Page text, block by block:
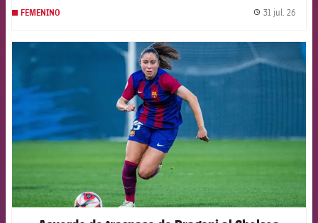
FEMENINO 31 jul. 26
FCB Barcelona badge